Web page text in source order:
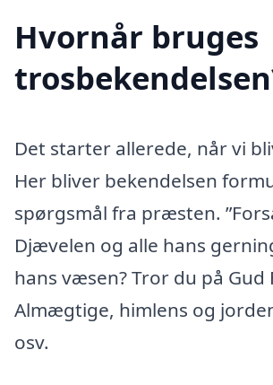
Hvornår bruges
Det starter allerede, når vi
Her bliver bekendelsen
spørgsmål fra præsten.
Djævelen og alle hans
hans væsen? Tror du på Gud
Almægtige, himlens og
osv.